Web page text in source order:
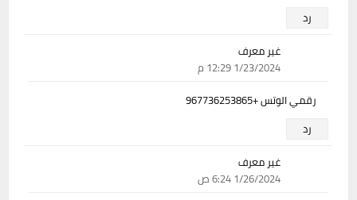
رد
غير معرف
1/23/2024 12:29 م
رقمي الوتس +967736253865
رد
غير معرف
1/26/2024 6:24 ص